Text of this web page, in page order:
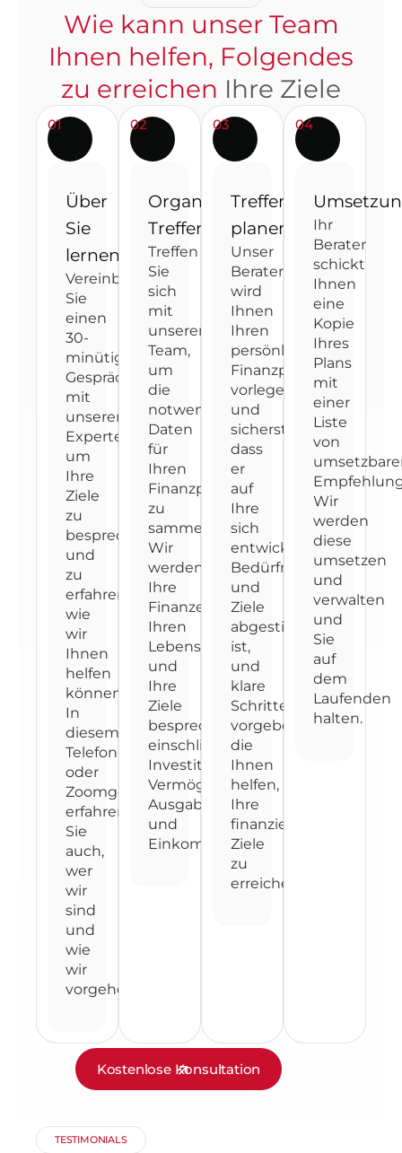
Wie kann unser Team
Ihnen helfen, Folgendes
zu erreichen Ihre Ziele
01
Über
Sie
lernen
Vereinbaren
Sie
einen
30-
minütigen
Gesprächstermin
mit
unserem
Experten,
um
Ihre
Ziele
zu
besprechen
und
zu
erfahren,
wie
wir
Ihnen
helfen
können.
In
diesem
Telefon-
oder
Zoomgespräch
erfahren
Sie
auch,
wer
wir
sind
und
wie
wir
vorgehen.
02
Organisiertes
Treffen
Treffen
Sie
sich
mit
unserem
Team,
um
die
notwendigen
Daten
für
Ihren
Finanzplan
zu
sammeln.
Wir
werden
Ihre
Finanzen,
Ihren
Lebensstil
und
Ihre
Ziele
besprechen,
einschließlich
Investitionen,
Vermögen,
Ausgaben
und
Einkommen.
03
Treffen
planen
Unser
Berater
wird
Ihnen
Ihren
persönlichen
Finanzplan
vorlegen
und
sicherstellen,
dass
er
auf
Ihre
sich
entwickelnden
Bedürfnisse
und
Ziele
abgestimmt
ist,
und
klare
Schritte
vorgeben,
die
Ihnen
helfen,
Ihre
finanziellen
Ziele
zu
erreichen.
04
Ihr
Berater
schickt
Ihnen
eine
Kopie
Ihres
Plans
mit
einer
Liste
von
Wir
werden
diese
umsetzen
und
verwalten
und
Sie
auf
dem
Laufenden
halten.
Kostenlose Konsultation
TESTIMONIALS